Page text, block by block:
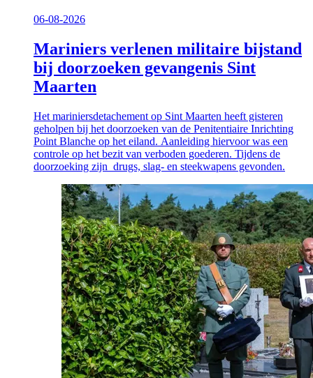
06-08-2026
Mariniers verlenen militaire bijstand
bij doorzoeken gevangenis Sint
Maarten
Het mariniersdetachement op Sint Maarten heeft gisteren
geholpen bij het doorzoeken van de Penitentiaire Inrichting
Point Blanche op het eiland. Aanleiding hiervoor was een
controle op het bezit van verboden goederen. Tijdens de
doorzoeking zijn drugs, slag- en steekwapens gevonden.